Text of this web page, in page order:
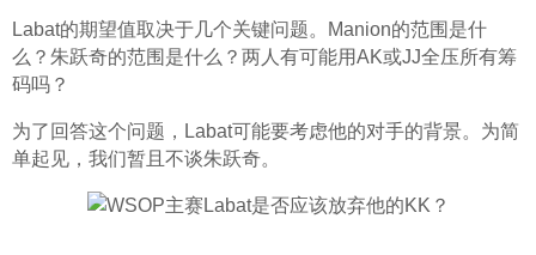
Labat的期望值取决于几个关键问题。Manion的范围是什
么？朱跃奇的范围是什么？两人有可能用AK或JJ全压所有筹
码吗？
为了回答这个问题，Labat可能要考虑他的对手的背景。为简
单起见，我们暂且不谈朱跃奇。